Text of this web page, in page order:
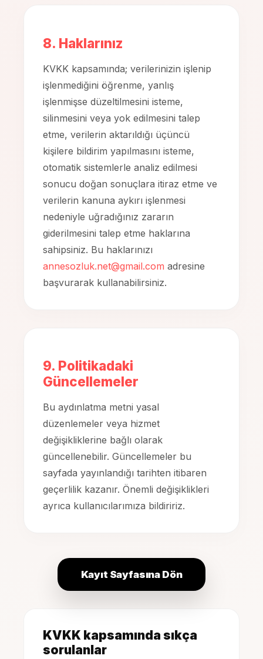
8. Haklarınız
KVKK kapsamında; verilerinizin işlenip
işlenmediğini öğrenme, yanlış
işlenmişse düzeltilmesini isteme,
silinmesini veya yok edilmesini talep
etme, verilerin aktarıldığı üçüncü
kişilere bildirim yapılmasını isteme,
otomatik sistemlerle analiz edilmesi
sonucu doğan sonuçlara itiraz etme ve
verilerin kanuna aykırı işlenmesi
nedeniyle uğradığınız zararın
giderilmesini talep etme haklarına
sahipsiniz. Bu haklarınızı
annesozluk.net@gmail.com adresine
başvurarak kullanabilirsiniz.
9. Politikadaki
Güncellemeler
Bu aydınlatma metni yasal
düzenlemeler veya hizmet
değişikliklerine bağlı olarak
güncellenebilir. Güncellemeler bu
sayfada yayınlandığı tarihten itibaren
geçerlilik kazanır. Önemli değişiklikleri
ayrıca kullanıcılarımıza bildiririz.
Kayıt Sayfasına Dön
KVKK kapsamında sıkça
sorulanlar